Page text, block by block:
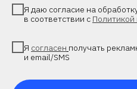
Я даю согласие на
в соответствии с
Я согласен получать
и email/SMS